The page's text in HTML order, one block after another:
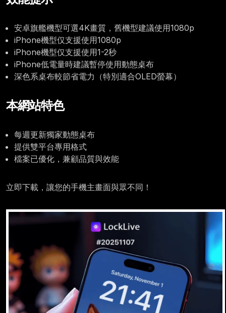
安卓旗艦機型可選4K畫質，舊機型建議使用1080p
iPhone機型仅支援使用1080p
iPhone機型仅支援使用1-2秒
iPhone低電量時建議暫停使用動態桌布
深色系桌布較節省電力（特別適合OLED螢幕）
本網站特色
每週更新獨家動態桌布
提供雙平台專用格式
檔案已優化，兼顧品質與效能
立即下載，讓您的手機主畫面與眾不同！